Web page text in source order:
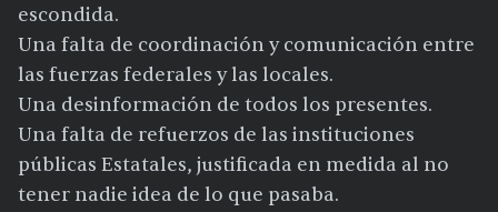
escondida.
Una falta de coordinación y comunicación entre
las fuerzas federales y las locales.
Una desinformación de todos los presentes.
Una falta de refuerzos de las instituciones
públicas Estatales, justificada en medida al no
tener nadie idea de lo que pasaba.